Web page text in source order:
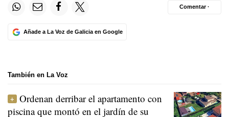
Añade a La Voz de Galicia en Google
Comentar ·
También en La Voz
Ordenan derribar el apartamento con
piscina que montó en el jardín de su